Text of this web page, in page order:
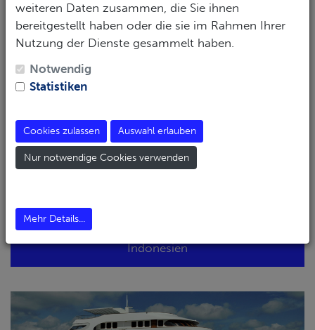
Indonesien
weiteren Daten zusammen, die Sie ihnen
bereitgestellt haben oder die sie im Rahmen Ihrer
Nutzung der Dienste gesammelt haben.
Notwendig
Statistiken
Cookies zulassen Auswahl erlauben
Nur notwendige Cookies verwenden
Mehr Details...